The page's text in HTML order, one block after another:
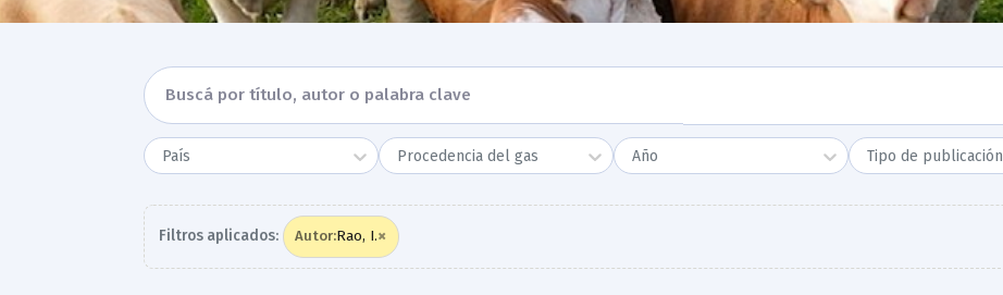
País Procedencia del gas Año Tipo de publicación
Filtros aplicados: Autor:Rao, I.×